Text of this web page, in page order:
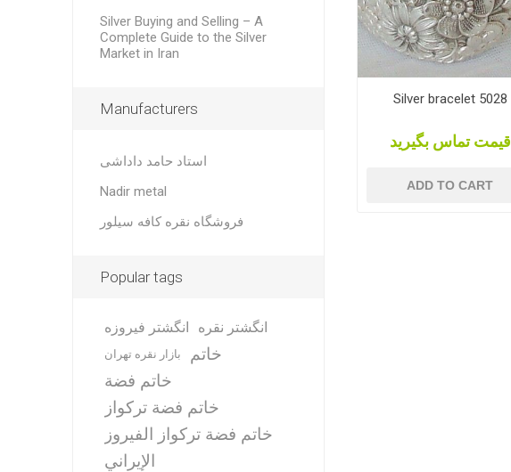
Silver bracelet 5028
قیمت تماس بگیرید
ADD TO CART
Silver Buying and Selling – A
Complete Guide to the Silver
Market in Iran
Manufacturers
استاد حامد داداشی
Nadir metal
فروشگاه نقره کافه سیلور
Popular tags
انگشتر فیروزه انگشتر نقره
بازار نقره تهران
خاتم
خاتم فضة
خاتم فضة تركواز
خاتم فضة تركواز الفيروز
الإيراني